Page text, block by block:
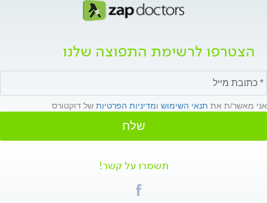
הצטרפו לרשימת התפוצה שלנו
אני מאשר/ת את תנאי השימוש ומדיניות הפרטיות של דוקטורס
שלח
תשמרו על קשר!